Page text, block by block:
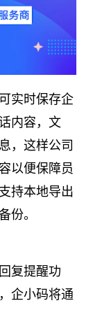
实时保存企
内容，文
，这样公司
以便保障员
持本地导出
份。
复提醒功
企小码将通